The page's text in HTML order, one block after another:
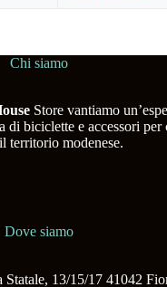
Chi siamo
Store vantiamo
di biciclette e accessori per
territorio modenese.
Dove siamo
Statale, 13/15/17 41042